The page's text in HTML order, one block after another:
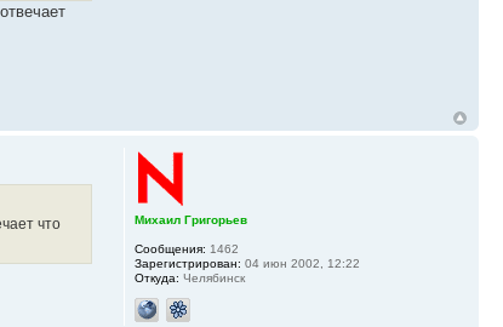
что
Михаил Григорьев
Сообщения: 1462
Зарегистрирован: 04 июн 2002, 12:22
Откуда: Челябинск